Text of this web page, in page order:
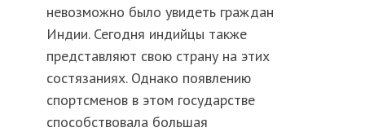
невозможно было увидеть граждан
Индии. Сегодня индийцы также
представляют свою страну на этих
состязаниях. Однако появлению
спортсменов в этом государстве
способствовала большая